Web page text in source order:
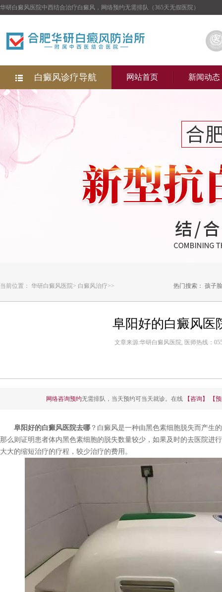
华研白癜风医院中西结合治疗白癜风，网络预约无需排队（365天无假医院）
白癜风诊疗导航 网站首页 新闻动态
当前位置： 华研白癜风医院> 白癜风治疗>> 热门搜索： 孩子
阜阳好的白癜风医
文章来源:华研白癜风医院, 医师热线：
网络咨询预约无需排队，当天预约可当天就诊。在线 【咨询】 【
阜阳好的白癜风医院去哪 ？白癜风是一种由黑色素细胞脱失而产生
那么则证明患者体内黑色素细胞的脱失数量较少，如果及时的去医院进
大大的缩短治疗的疗程，较少治疗的费用。
女性白癜风医师
孙定英 医师 高汝辉 医师